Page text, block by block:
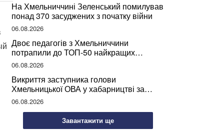
На Хмельниччині Зеленський помилував
понад 370 засуджених з початку війни
06.08.2026
Двоє педагогів з Хмельниччини
потрапили до ТОП-50 найкращих
учителів України
06.08.2026
Викриття заступника голови
Хмельницької ОВА у хабарництві за
підписання контрактів на ремонт доріг
06.08.2026
Завантажити ще